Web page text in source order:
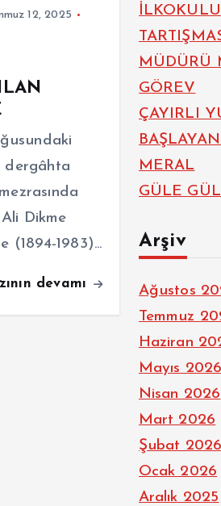
12, 2025
dergâhta
Dikme
(1894-1983)…
devamı
MÜDÜRÜ
GÖREV
ÇAYIRLI
MERAL
GÜLE
Arşiv
Ağustos
Temmuz
Haziran
Mayıs 2026
Nisan 2026
Mart 2026
Şubat 2026
Ocak 2026
Aralık 2025